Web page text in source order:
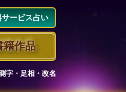
サービス占い
籍作品
字・足相・改名